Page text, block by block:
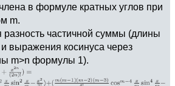
в формуле кратных углов при
m.
разность частичной суммы (длины
выражения косинуса через
m>n формулы 1).